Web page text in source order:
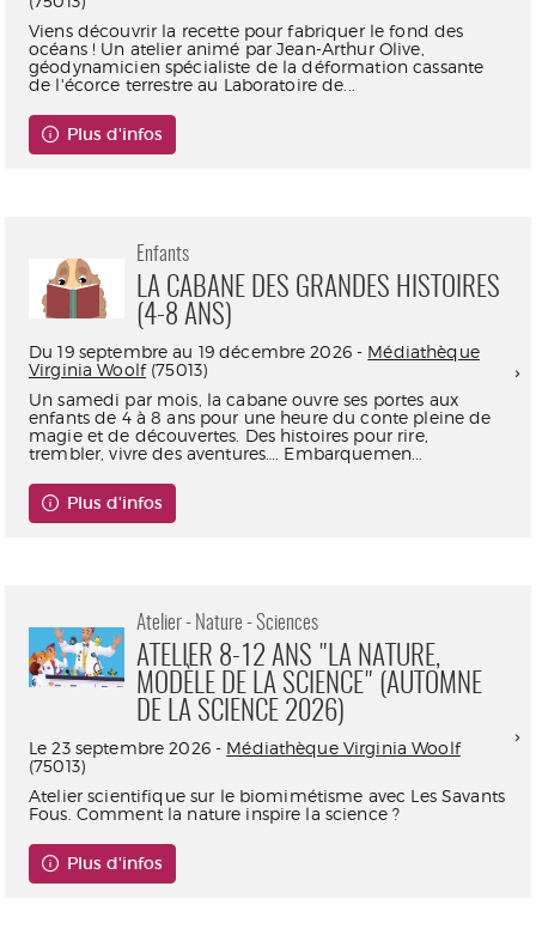
Viens découvrir la recette pour fabriquer le fond des
océans ! Un atelier animé par Jean-Arthur Olive,
géodynamicien spécialiste de la déformation cassante
de l'écorce terrestre au Laboratoire de...
Plus d'infos
Enfants
LA CABANE DES GRANDES HISTOIRES
(4-8 ANS)
Du 19 septembre au 19 décembre 2026 - Médiathèque
Virginia Woolf(75013)
Un samedi par mois, la cabane ouvre ses portes aux
enfants de 4 à 8 ans pour une heure du conte pleine de
magie et de découvertes. Des histoires pour rire,
trembler, vivre des aventures…. Embarquemen...
Plus d'infos
Atelier - Nature - Sciences
ATELIER 8-12 ANS "LA NATURE,
MODÈLE DE LA SCIENCE" (AUTOMNE
DE LA SCIENCE 2026)
Le 23 septembre 2026 - Médiathèque Virginia Woolf
(75013)
Atelier scientifique sur le biomimétisme avec Les Savants
Fous. Comment la nature inspire la science ?
Plus d'infos